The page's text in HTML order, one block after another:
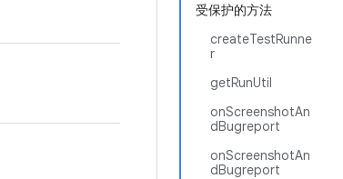
受保护的方法
createTestRunne
r
getRunUtil
onScreenshotAn
dBugreport
onScreenshotAn
dBugreport